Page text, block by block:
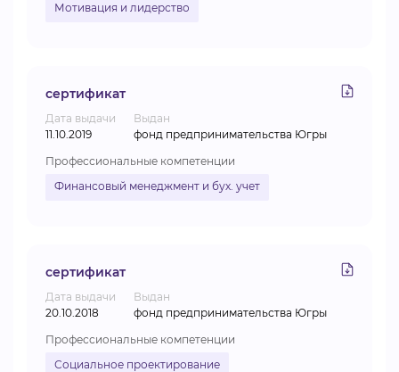
Мотивация и лидерство
сертификат
Дата выдачи
11.10.2019
Выдан
фонд предпринимательства Югры
Профессиональные компетенции
Финансовый менеджмент и бух. учет
сертификат
Дата выдачи
20.10.2018
Выдан
фонд предпринимательства Югры
Профессиональные компетенции
Социальное проектирование